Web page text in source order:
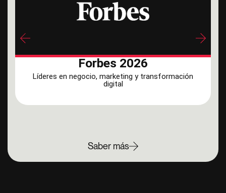
Ranking Forbes
Masters top en España, líderes en negocio, marketing y
transformación digital.
Forbes 2026
Líderes en negocio, marketing y transformación
digital
Saber más